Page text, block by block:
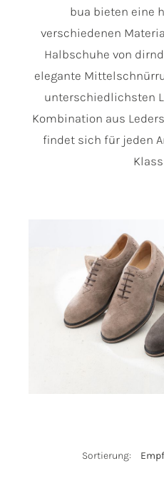
bua bieten eine
verschiedenen
Halbschuhe von
elegante
unterschiedlichsten
Kombination aus
findet sich für jeden